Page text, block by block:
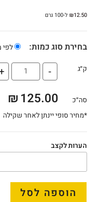
₪12.50 ל-100 גרם
בחירת סוג כמות:
ק״ג -
סה״כ 125.00
₪
*מחיר סופי יינתן לאחר שקילה
הערות לקצב
הוספה לסל